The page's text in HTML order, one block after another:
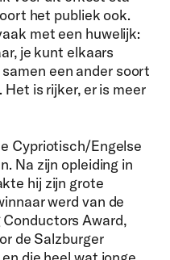
het publiek ook.
met een huwelijk:
je kunt elkaars
een ander soort
is rijker, er is meer
Cypriotisch/Engelse
Na zijn opleiding in
hij zijn grote
werd van de
Award,
de Salzburger